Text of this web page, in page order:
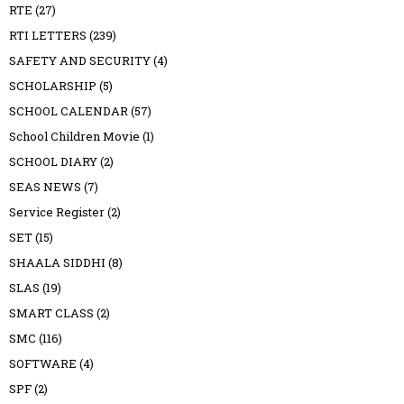
RTE (27)
RTI LETTERS (239)
SAFETY AND SECURITY(4)
SCHOLARSHIP (5)
SCHOOL CALENDAR(57)
School Children Movie (1)
SCHOOL DIARY(2)
SEAS NEWS (7)
Service Register(2)
SET(15)
SHAALA SIDDHI (8)
SLAS (19)
SMART CLASS (2)
SMC (116)
SOFTWARE (4)
SPF(2)